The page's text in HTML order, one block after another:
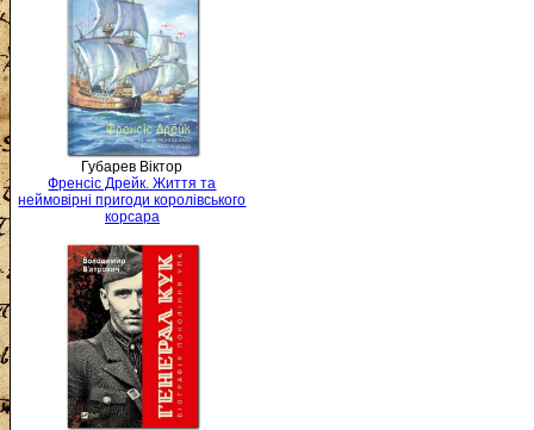
Губарев Віктор
Френсіс Дрейк. Життя та
неймовірні пригоди королівського
корсара